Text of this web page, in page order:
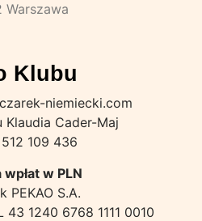
Warszawa
Klubu
niemiecki.com
Klaudia Cader-Maj
109 436
w PLN
PEKAO S.A.
43 1240 6768 1111 0010